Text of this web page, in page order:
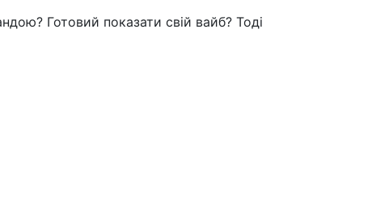
Готовий показати свій вайб? Тоді